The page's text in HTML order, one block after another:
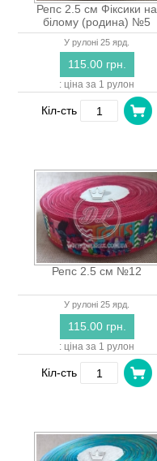
Репс 2.5 см Фіксики на
білому (родина) №5
У рулоні 25 ярд.
115.00 грн.
: ціна за 1 рулон
Кіл-сть
Репс 2.5 см №12
У рулоні 25 ярд.
115.00 грн.
: ціна за 1 рулон
Кіл-сть